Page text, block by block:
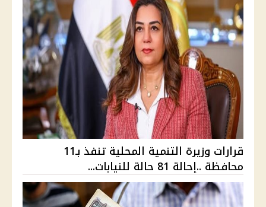
قرارات وزيرة التنمية المحلية تنفذ بـ11
محافظة ..إحالة 81 حالة للنيابات...